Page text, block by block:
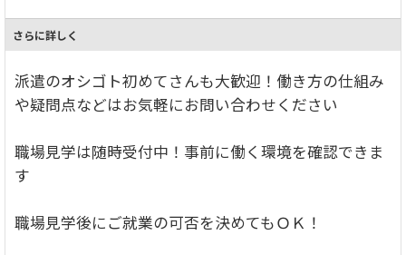
さらに詳しく
派遣のオシゴト初めてさんも大歓迎！働き方の仕組み
や疑問点などはお気軽にお問い合わせください
職場見学は随時受付中！事前に働く環境を確認できま
す
職場見学後にご就業の可否を決めてもＯＫ！